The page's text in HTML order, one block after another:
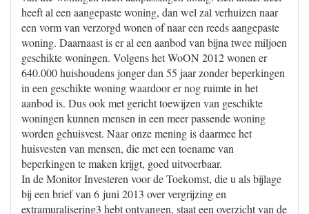
heeft al een aangepaste woning, dan wel zal verhuizen naar
een vorm van verzorgd wonen of naar een reeds aangepaste
woning. Daarnaast is er al een aanbod van bijna twee miljoen
geschikte woningen. Volgens het WoON 2012 wonen er
640.000 huishoudens jonger dan 55 jaar zonder beperkingen
in een geschikte woning waardoor er nog ruimte in het
aanbod is. Dus ook met gericht toewijzen van geschikte
woningen kunnen mensen in een meer passende woning
worden gehuisvest. Naar onze mening is daarmee het
huisvesten van mensen, die met een toename van
beperkingen te maken krijgt, goed uitvoerbaar.
In de Monitor Investeren voor de Toekomst, die u als bijlage
bij een brief van 6 juni 2013 over vergrijzing en
extramuralisering3 hebt ontvangen, staat een overzicht van de